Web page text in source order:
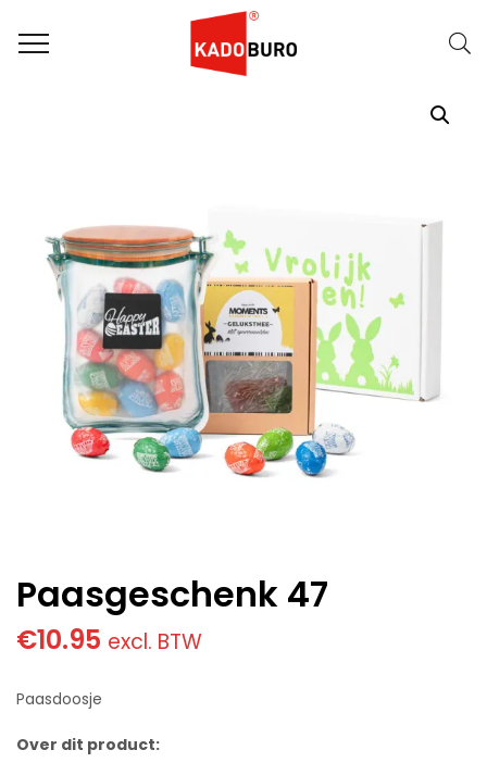
Home Paasgeschenken Paasgeschenk 47
Paasgeschenk 47
€10.95 excl. BTW
Paasdoosje
Over dit product: